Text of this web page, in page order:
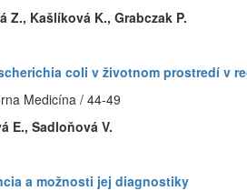
Z., Kašlíková K., Grabczak P.
coli v životnom prostredí v
Medicína / 44-49
E., Sadloňová V.
a možnosti jej diagnostiky